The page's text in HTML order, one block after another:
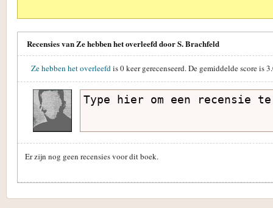
Recensies van Ze hebben het overleefd door S. Brachfeld
Ze hebben het overleefd is0keer gerecenseerd. De gemiddelde score is
Er zijn nog geen recensies voor dit boek.